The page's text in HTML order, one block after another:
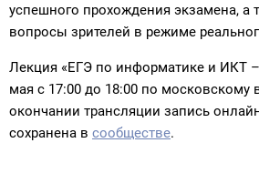
успешного прохождения экзамена, а
вопросы зрителей в режиме
Лекция «ЕГЭ по информатике и ИКТ –
мая с 17:00 до 18:00 по московскому
окончании трансляции запись
сохранена в сообществе.